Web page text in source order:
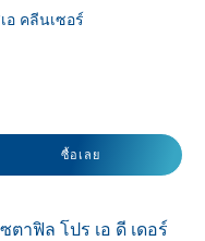
เอ คลีนเซอร์
ซื้อเลย